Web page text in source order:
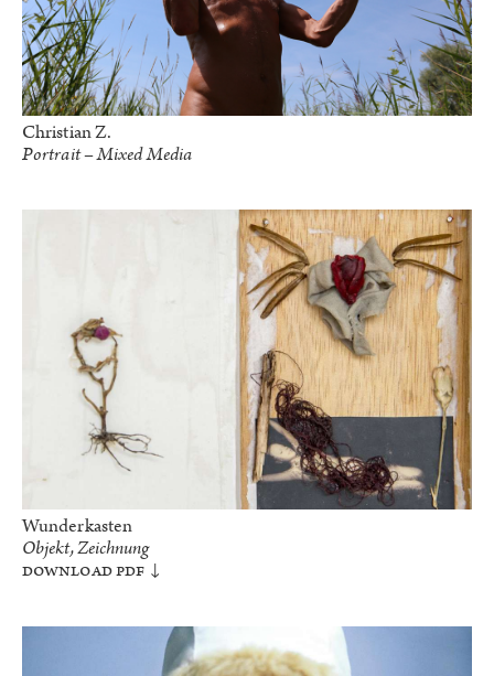
Christian Z.
Portrait – Mixed Media
Wunderkasten
Objekt, Zeichnung
Download PDF